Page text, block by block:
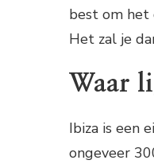
best om het
Het zal je
Waar
Ibiza is een
ongeveer